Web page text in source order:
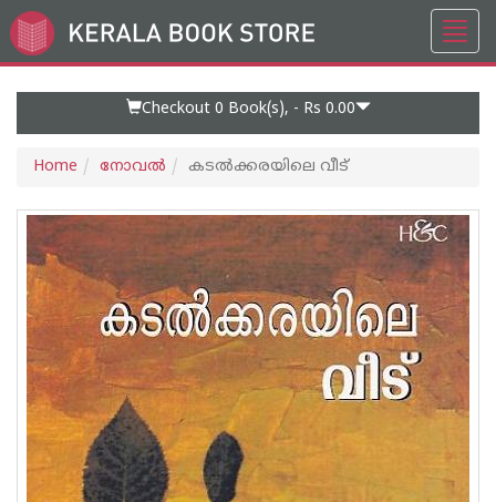
Go
to
Checkout 0 Book(s), - Rs 0.00
Home നോവല്‍ കടല്‍ക്കരയിലെ വീട്